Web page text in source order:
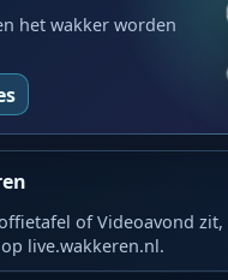
het wakker worden
of Videoavond
live.wakkeren.nl.